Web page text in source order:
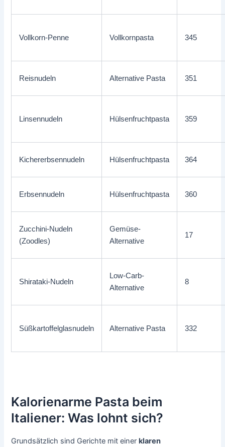
Vollkorn-Penne Vollkornpasta 345
Reisnudeln Alternative Pasta 351
Linsennudeln Hülsenfruchtpasta 359
Kichererbsennudeln Hülsenfruchtpasta 364
Erbsennudeln Hülsenfruchtpasta 360
Zucchini-Nudeln
(Zoodles)
Gemüse-
Alternative
17
Shirataki-Nudeln
Low-Carb-
Alternative
8
Süßkartoffelglasnudeln Alternative Pasta 332
Kalorienarme Pasta beim
Italiener: Was lohnt sich?
Grundsätzlich sind Gerichte mit einerklaren